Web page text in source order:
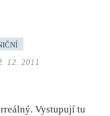
12. 2011
Vystupují tu